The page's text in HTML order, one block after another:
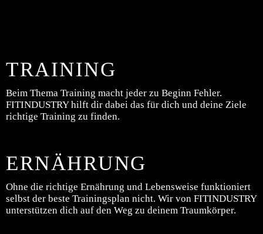
TRAINING
Beim Thema Training macht jeder zu Beginn Fehler.
FITINDUSTRY hilft dir dabei das für dich und deine Ziele
richtige Training zu finden.
ERNÄHRUNG
Ohne die richtige Ernährung und Lebensweise funktioniert
selbst der beste Trainingsplan nicht. Wir von FITINDUSTRY
unterstützen dich auf den Weg zu deinem Traumkörper.